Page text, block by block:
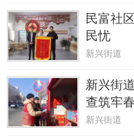
民富社
民忧
新兴街道
新兴街
查筑牢
新兴街道